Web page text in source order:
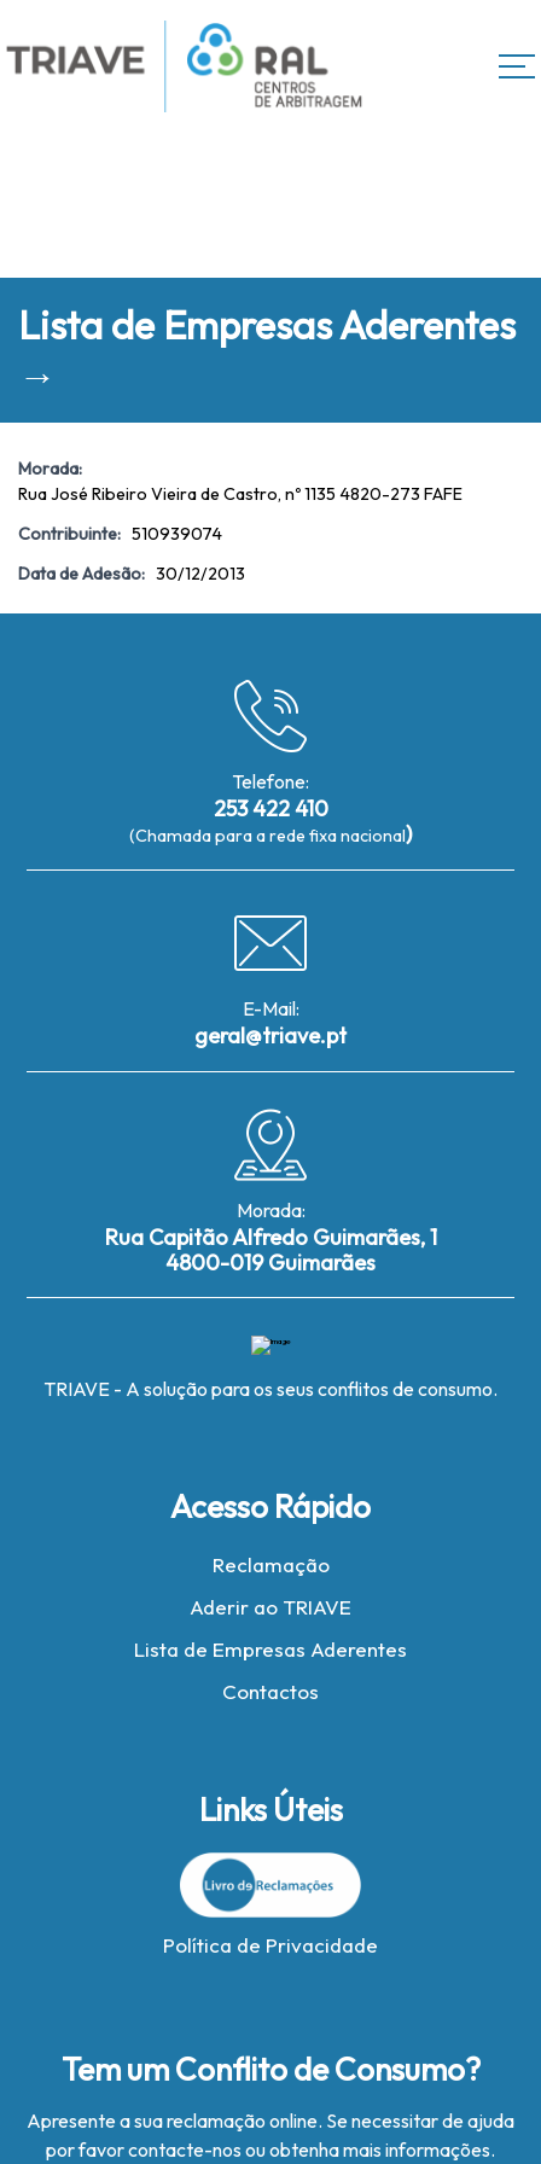
Lista de Empresas Aderentes
→
Morada:
Rua José Ribeiro Vieira de Castro, nº 1135 4820-273 FAFE
Contribuinte: 510939074
Data de Adesão: 30/12/2013
Telefone:
253 422 410
(Chamada para a rede fixa nacional)
E-Mail:
geral@triave.pt
Morada:
Rua Capitão Alfredo Guimarães, 1
4800-019 Guimarães
TRIAVE - A solução para os seus conflitos de consumo.
Acesso Rápido
Reclamação
Aderir ao TRIAVE
Lista de Empresas Aderentes
Contactos
Links Úteis
Política de Privacidade
Tem um Conflito de Consumo?
Apresente a sua reclamação online. Se necessitar de ajuda
por favor contacte-nos ou obtenha mais informações.